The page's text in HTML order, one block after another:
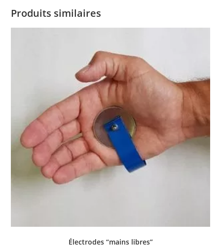
Produits similaires
Électrodes “mains libres”